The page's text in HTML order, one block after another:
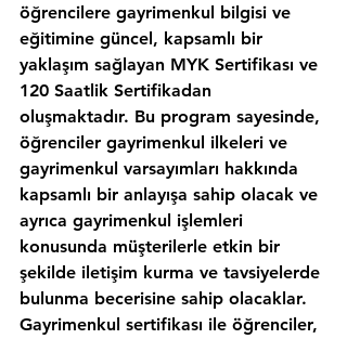
öğrencilere gayrimenkul bilgisi ve
eğitimine güncel, kapsamlı bir
yaklaşım sağlayan MYK Sertifikası ve
120 Saatlik Sertifikadan
oluşmaktadır. Bu program sayesinde,
öğrenciler gayrimenkul ilkeleri ve
gayrimenkul varsayımları hakkında
kapsamlı bir anlayışa sahip olacak ve
ayrıca gayrimenkul işlemleri
konusunda müşterilerle etkin bir
şekilde iletişim kurma ve tavsiyelerde
bulunma becerisine sahip olacaklar.
Gayrimenkul sertifikası ile öğrenciler,